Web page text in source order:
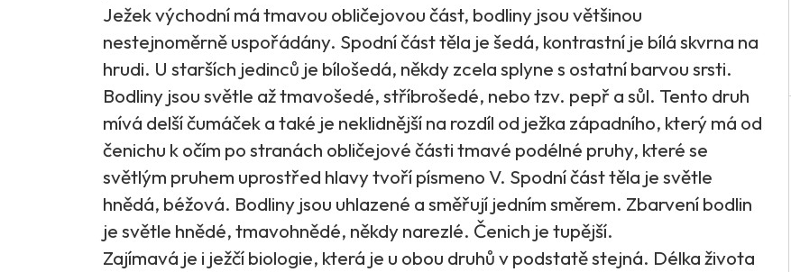
Ježek východní má tmavou obličejovou část, bodliny jsou většinou
nestejnoměrně uspořádány. Spodní část těla je šedá, kontrastní je bílá skvrna na
hrudi. U starších jedinců je bílošedá, někdy zcela splyne s ostatní barvou srsti.
Bodliny jsou světle až tmavošedé, stříbrošedé, nebo tzv. pepř a sůl. Tento druh
mívá delší čumáček a také je neklidnější na rozdíl od ježka západního, který má od
čenichu k očím po stranách obličejové části tmavé podélné pruhy, které se
světlým pruhem uprostřed hlavy tvoří písmeno V. Spodní část těla je světle
hnědá, béžová. Bodliny jsou uhlazené a směřují jedním směrem. Zbarvení bodlin
je světle hnědé, tmavohnědé, někdy narezlé. Čenich je tupější.
Zajímavá je i ježčí biologie, která je u obou druhů v podstatě stejná. Délka života